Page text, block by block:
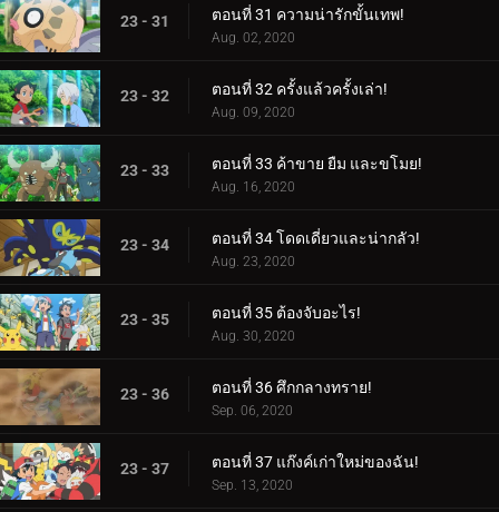
23 - 31 ตอนที่ 31 ความน่ารักขั้นเทพ!
Aug. 02, 2020
23 - 32 ตอนที่ 32 ครั้งแล้วครั้งเล่า!
Aug. 09, 2020
23 - 33 ตอนที่ 33 ค้าขาย ยืม และขโมย!
Aug. 16, 2020
23 - 34 ตอนที่ 34 โดดเดี่ยวและน่ากลัว!
Aug. 23, 2020
23 - 35 ตอนที่ 35 ต้องจับอะไร!
Aug. 30, 2020
23 - 36 ตอนที่ 36 ศึกกลางทราย!
Sep. 06, 2020
23 - 37 ตอนที่ 37 แก๊งค์เก่าใหม่ของฉัน!
Sep. 13, 2020